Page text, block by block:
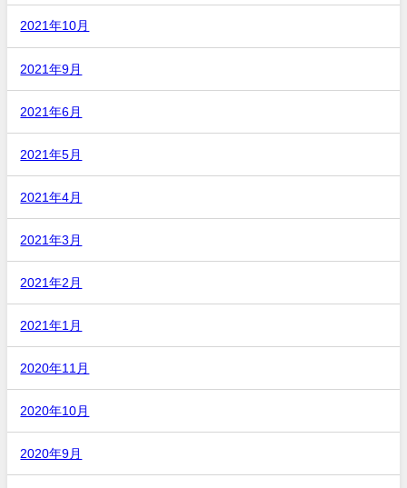
2021年10月
2021年9月
2021年6月
2021年5月
2021年4月
2021年3月
2021年2月
2021年1月
2020年11月
2020年10月
2020年9月